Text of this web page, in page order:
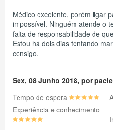
Médico excelente, porém ligar
impossível. Ninguém atende o
falta de responsabilidade de
Estou há dois dias tentando
consigo.
Sex, 08 Junho 2018, por
Tempo de espera
Experiência e conhecimento